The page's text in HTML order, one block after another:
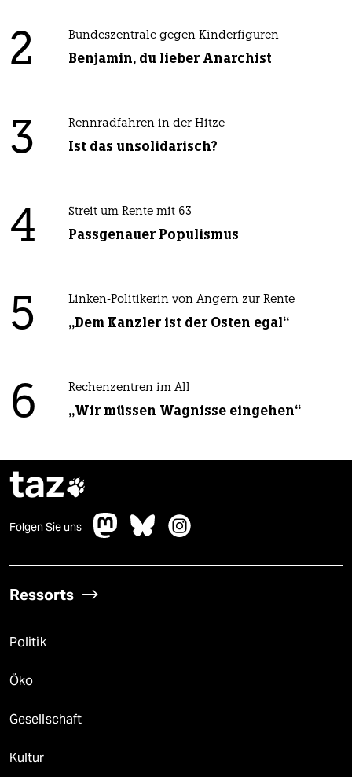
2 Bundeszentrale gegen Kinderfiguren
Benjamin, du lieber Anarchist
3 Rennradfahren in der Hitze
Ist das unsolidarisch?
4 Streit um Rente mit 63
Passgenauer Populismus
5 Linken-Politikerin von Angern zur Rente
„Dem Kanzler ist der Osten egal“
6 Rechenzentren im All
„Wir müssen Wagnisse eingehen“
taz
Folgen Sie uns
Ressorts
Politik
Öko
Gesellschaft
Kultur